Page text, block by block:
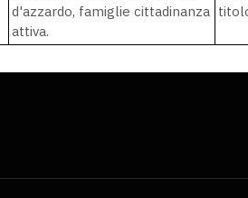
d'azzardo, famiglie cittadinanza
attiva.